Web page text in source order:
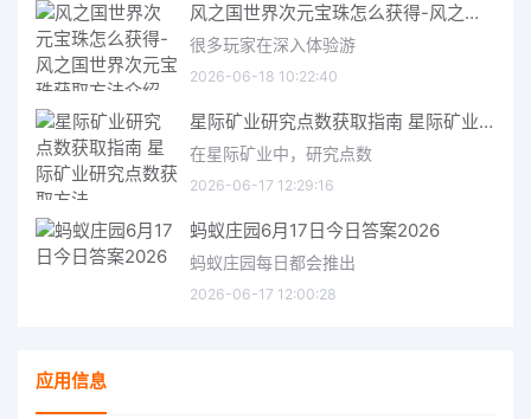
风之国世界次元宝珠怎么获得-风之国世界次元宝珠获取方法介绍
很多玩家在深入体验游
2026-06-18 10:22:40
星际矿业研究点数获取指南 星际矿业研究点数获取方法
在星际矿业中，研究点数
2026-06-17 12:29:16
蚂蚁庄园6月17日今日答案2026
蚂蚁庄园每日都会推出
2026-06-17 12:00:28
应用信息